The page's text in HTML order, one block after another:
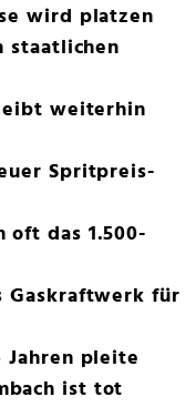
wird platzen
staatlichen
weiterhin
Spritpreis-
oft das 1.500-
Gaskraftwerk für
Jahren pleite
ist tot